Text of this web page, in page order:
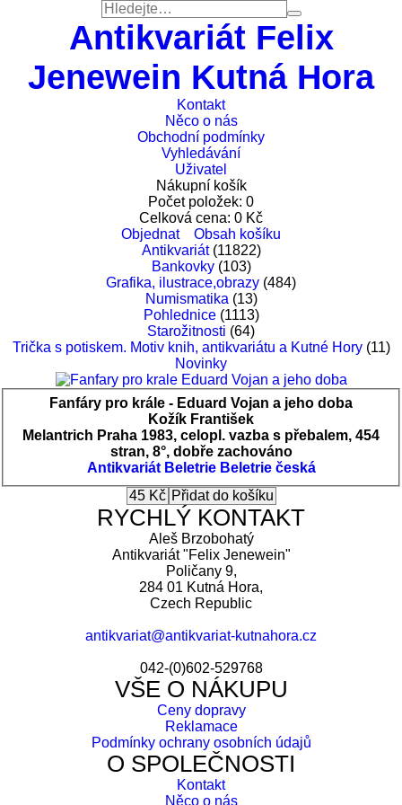
Antikvariát Felix
Jenewein Kutná Hora
Kontakt
Něco o nás
Obchodní podmínky
Vyhledávání
Uživatel
Nákupní košík
Počet položek: 0
Celková cena: 0 Kč
Objednat
Obsah košíku
Antikvariát(11822)
Bankovky(103)
Grafika, ilustrace,obrazy (484)
Numismatika (13)
Pohlednice(1113)
Starožitnosti (64)
Trička s potiskem. Motiv knih, antikvariátu a Kutné Hory(11)
Novinky
Fanfáry pro krále - Eduard Vojan a jeho doba
Kožík František
Melantrich Praha 1983, celopl. vazba s přebalem, 454
stran, 8°, dobře zachováno
Antikvariát Beletrie Beletrie česká
RYCHLÝ KONTAKT
Aleš Brzobohatý
Antikvariát "Felix Jenewein"
Poličany 9,
284 01 Kutná Hora,
Czech Republic
antikvariat@antikvariat-kutnahora.cz
042-(0)602-529768
VŠE O NÁKUPU
Ceny dopravy
Reklamace
Podmínky ochrany osobních údajů
O SPOLEČNOSTI
Kontakt
Něco o nás